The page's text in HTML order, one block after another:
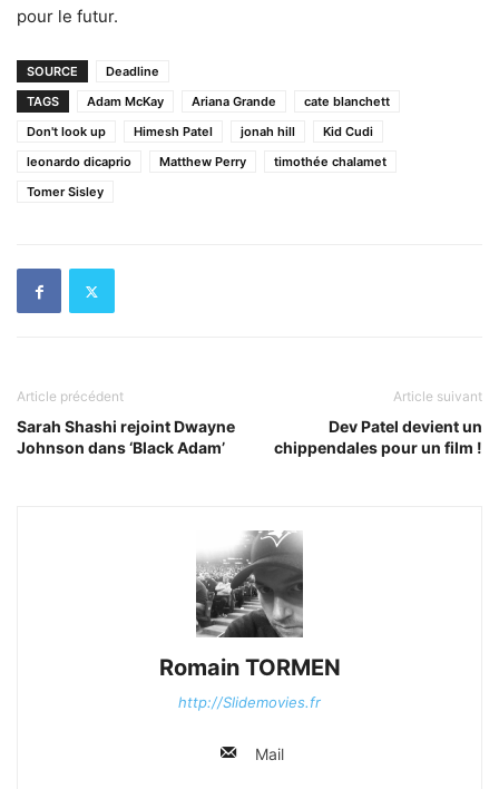
pour le futur.
SOURCE
Deadline
TAGS
Adam McKay Ariana Grande
cate blanchett
Don't look up
Himesh Patel jonah hill
Kid Cudi
leonardo dicaprio
Matthew Perry
timothée chalamet
Tomer Sisley
Article précédent
Sarah Shashi rejoint Dwayne
Johnson dans ‘Black Adam’
Article suivant
Dev Patel devient un
chippendales pour un film !
Romain TORMEN
http://Slidemovies.fr
Mail